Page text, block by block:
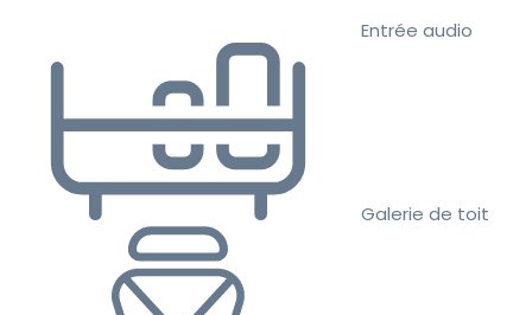
Entrée audio
Galerie de toit